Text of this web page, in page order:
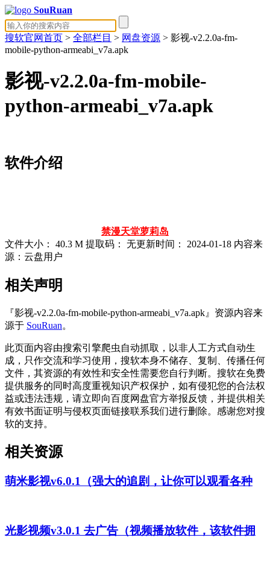
SouRuan
搜软官网首页 > 全部栏目 > 网盘资源 > 影视-v2.2.0a-fm-
mobile-python-armeabi_v7a.apk
影视-v2.2.0a-fm-mobile-
python-armeabi_v7a.apk
软件介绍
禁漫天堂萝莉岛
文件大小：
40.3 M 提取码： 无更新时间： 2024-01-18 内容来
源：云盘用户
相关声明
『影视-v2.2.0a-fm-mobile-python-armeabi_v7a.apk』资源内容来
源于 SouRuan。
此页面内容由搜索引擎爬虫自动抓取，以非人工方式自动生
成，只作交流和学习使用，搜软本身不储存、复制、传播任何
文件，其资源的有效性和安全性需要您自行判断。搜软在免费
提供服务的同时高度重视知识产权保护，如有侵犯您的合法权
益或违法违规，请立即向百度网盘官方举报反馈，并提供相关
有效书面证明与侵权页面链接联系我们进行删除。感谢您对搜
软的支持。
相关资源
萌米影视v6.0.1（强大的追剧，让你可以观看各种
光影视频v3.0.1 去广告（视频播放软件，该软件拥